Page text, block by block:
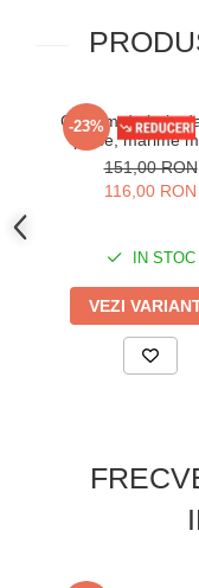
-23%
Costum de baie
piese, marime
negru/maro
151,00 RON
116,00 RON
IN STOC
VEZI